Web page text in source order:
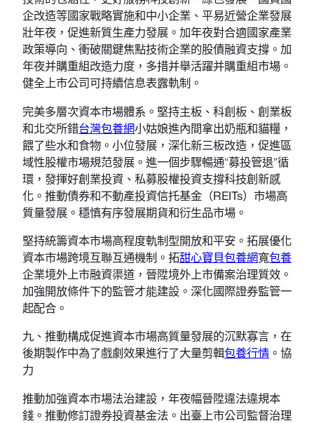
企改造等國家戰略實施和中小企業、平易近營企業發展
壯年夜，促進新質生產力發展。加年夜對合適國家產業
政策導向、衝破關鍵焦點技術企業的股債融資支撐。加
年夜并購重組改造力度，多措并舉活躍并購重組市場。
健全上市公司可持續信息表露軌制。
完美多層次資本市場體系。堅持主板、科創板、創業板
和北交所錯台灣包養網小姑娘進內間拿出奶瓶和貓糧，
餵了些水和食物。小位發展，深化新三板改造，促進區
域性股權市場規范發展。進一個步驟暢通“募投管退”循
環，發揮好創業投資、私募股權投資支撐科技創新感
化。推動債券和不動產投資信托基金（REITs）市場高
質量發展。穩慎有序發展期貨和衍生品市場。
堅持統籌資本市場高程度軌制型開放和平安。拓展優化
資本市場跨境互聯互通機制。拓甜心寶貝包養網寬包養
企業境外上市融資渠道，晉陞境外上市備案治理質效。
加強開放條件下的監管才能建設。深化國際證券監管一
起配合。
九、推動構成促進資本市場高質量發展的沉默寡言，在
後期製作中為了戲劇效果進行了大量剪輯包養行情 。協
力
推動加強資本市場法治建設，年夜幅晉陞違法違規本
錢。推動修訂證券投資基金法。出臺上市公司監督治理